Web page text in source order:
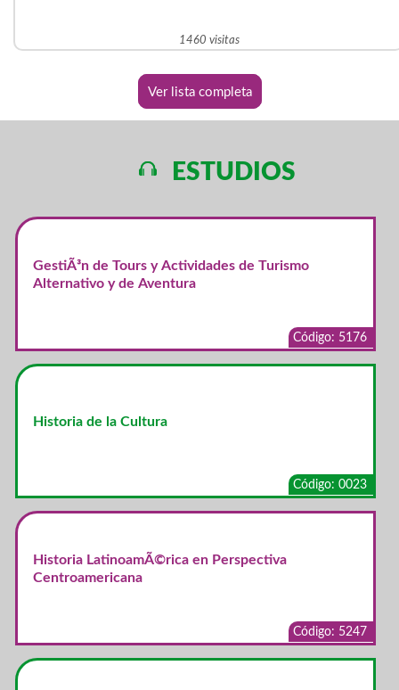
1460 visitas
Ver lista completa
ESTUDIOS
GestiÃ³n de Tours y Actividades de Turismo
Alternativo y de Aventura
Código: 5176
Historia de la Cultura
Código: 0023
Historia LatinoamÃ©rica en Perspectiva
Centroamericana
Código: 5247